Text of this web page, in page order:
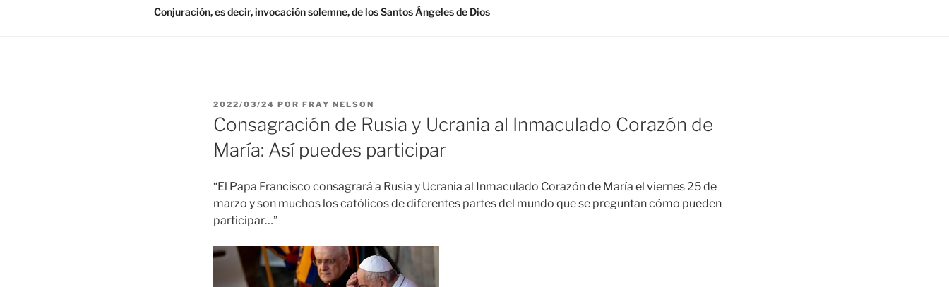
Conjuración, es decir, invocación solemne, de los Santos Ángeles de Dios
PUBLICADO
EL
2022/03/24 POR FRAY NELSON
Consagración de Rusia y Ucrania al Inmaculado Corazón de
María: Así puedes participar
“El Papa Francisco consagrará a Rusia y Ucrania al Inmaculado Corazón de María el viernes 25 de
marzo y son muchos los católicos de diferentes partes del mundo que se preguntan cómo pueden
participar…”